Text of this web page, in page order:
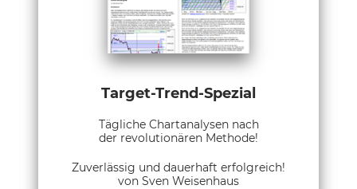
Target-Trend-Spezial
Tägliche Chartanalysen nach
der revolutionären Methode!
Zuverlässig und dauerhaft erfolgreich!
von Sven Weisenhaus